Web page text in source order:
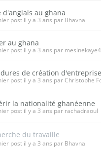
d'anglais au ghana
post il y a 3 ans par Bhavna
au ghana
post il y a 3 ans par
de création
post il y a 3 ans par Christophe
la nationalité ghanéenne
post il y a 3 ans par rachadraoul
du travaille
post il y a 3 ans par Bhavna